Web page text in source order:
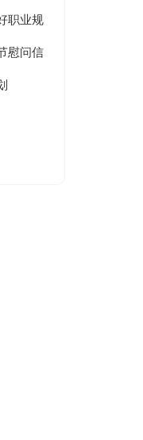
职业规
篇慰问信